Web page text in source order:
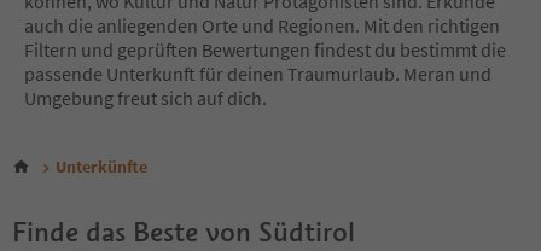
11
12
13
14
15
17
20
auch die anliegenden Orte und Regionen. Mit den richtigen
Filtern und geprüften Bewertungen findest du bestimmt die
passende Unterkunft für deinen Traumurlaub. Meran und
Umgebung freut sich auf dich.
Unterkünfte
Finde das Beste von Südtirol